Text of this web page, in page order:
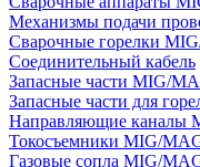
Механизмы подачи
Сварочные горелки
Соединительный кабель
Запасные части MIG/
Запасные части для
Направляющие каналы
Токосъемники MIG/
Газовые сопла MIG/